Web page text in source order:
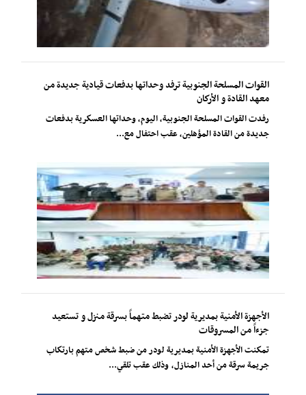
القوات المسلحة الجنوبية ترفد وحداتها بدفعات قيادية جديدة من
معهد القادة و الأركان
رفدت القوات المسلحة الجنوبية، اليوم، وحداتها العسكرية بدفعات
جديدة من القادة المؤهلين، عقب احتفال مع...
الأجهزة الأمنية بمديرية لودر تضبط متهماً بسرقة منزل و تستعيد
جزءاً من المسروقات
تمكنت الأجهزة الأمنية بمديرية لودر من ضبط شخص متهم بارتكاب
جريمة سرقة من أحد المنازل، وذلك عقب تلقي...